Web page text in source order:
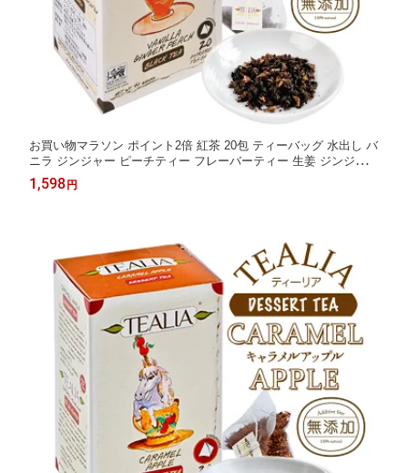
お買い物マラソン ポイント2倍 紅茶 20包 ティーバッグ 水出し バ
ニラ ジンジャー ピーチティー フレーバーティー 生姜 ジンジャー
ティー 温活 代謝 ダイエット ギフト プレゼント 冷え性 健康 誕生
日 引越し tealia 紅茶専門店 おしゃれ 高品質 セイロンティー クー
1,598 円